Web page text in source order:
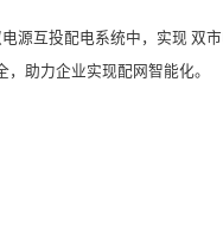
源互投配电系统中，实现 双市
助力企业实现配网智能化。